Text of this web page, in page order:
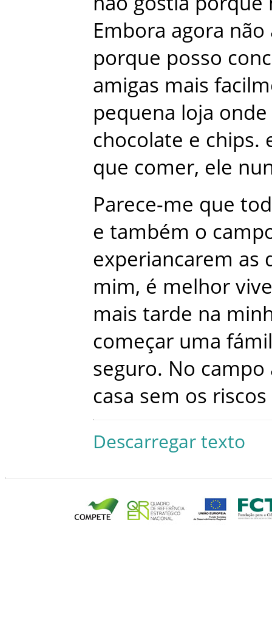
Embora agora não
porque posso
amigas mais
pequena loja onde
chocolate e chips.
que comer, ele
Parece-me que
e também o
experiancarem as
mim, é melhor
mais tarde na
começar uma
seguro. No campo
casa sem os riscos
Descarregar texto